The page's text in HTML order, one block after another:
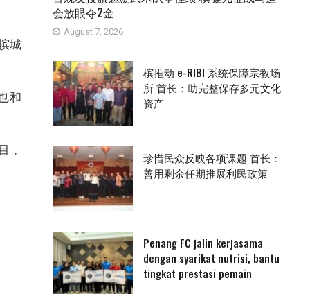
城
和
，
会放眼夺2金
August 7, 2026
槟推动 e-RIBI 系统保障宗教场
所 首长：助完整保存多元文化
资产
珍惜民众反映各项课题 首长：
善用剩余任期推展利民政策
Penang FC jalin kerjasama
dengan syarikat nutrisi, bantu
tingkat prestasi pemain